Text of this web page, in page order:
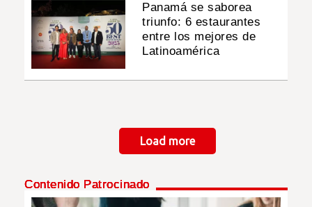
Panamá se saborea
triunfo: 6 estaurantes
entre los mejores de
Latinoamérica
Load more
Contenido Patrocinado